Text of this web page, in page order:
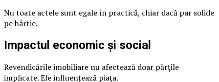
Nu toate actele sunt egale în practică, chiar dacă par solide
pe hârtie.
Impactul economic și social
Revendicările imobiliare nu afectează doar părțile
implicate. Ele influențează piața.